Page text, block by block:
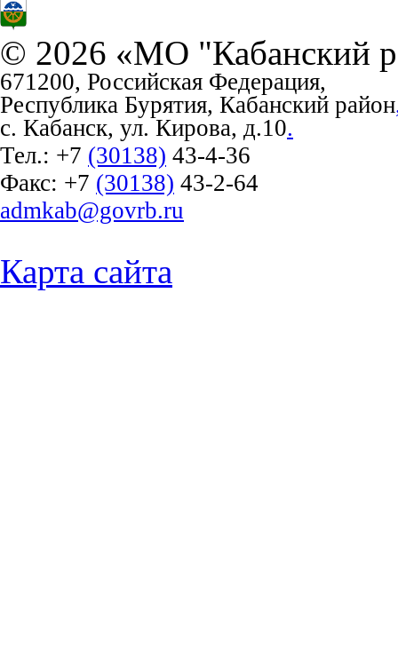
© 2026 «МО "Кабанский
671200, Российская Федерация,
Республика Бурятия, Кабанский район
с. Кабанск, ул. Кирова, д.10.
Тел.: +7 (30138) 43-4-36
Факс: +7 (30138) 43-2-64
admkab@govrb.ru
Карта сайта